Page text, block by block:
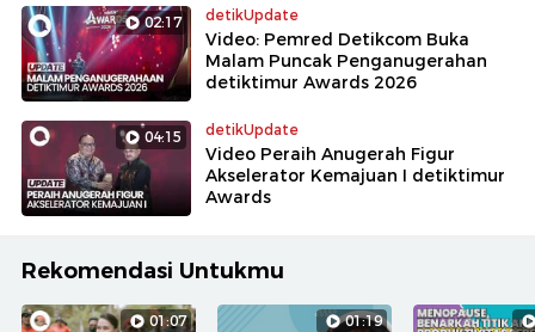
02:17 detikUpdate
Video: Pemred Detikcom Buka
Malam Puncak Penganugerahan
detiktimur Awards 2026
04:15 detikUpdate
Video Peraih Anugerah Figur
Akselerator Kemajuan I detiktimur
Awards
Rekomendasi Untukmu
01:07 01:19